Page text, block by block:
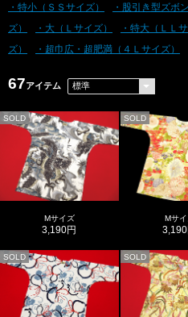
・特小（ＳＳサイズ） ・股引き型ズボン
ズ）
・大（Ｌサイズ） ・特大（ＬＬサ
ズ）
・超巾広・超肥満（４Ｌサイズ）
67アイテム
SOLD
Mサイズ
3,190円
SOLD
Mサ
SOLD SOLD